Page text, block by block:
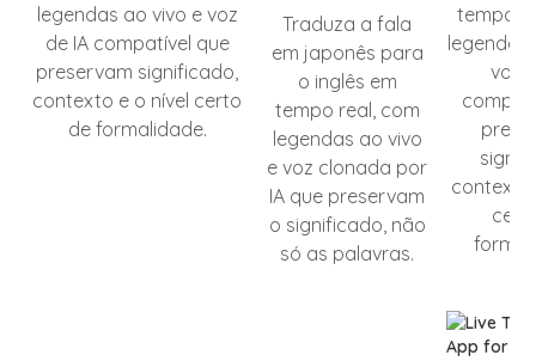
legendas ao vivo e voz
de IA compatível que
preservam significado,
contexto e o nível certo
de formalidade.
Traduza a fala
em japonês para
o inglês em
tempo real, com
legendas ao vivo
e voz clonada por
IA que preservam
o significado, não
só as palavras.
tempo
legendas
voz
contexto